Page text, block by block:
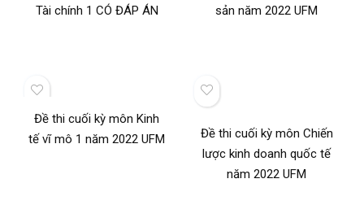
Tài chính 1 CÓ ĐÁP ÁN
sản năm 2022 UFM
Đề thi cuối kỳ môn Kinh
tế vĩ mô 1 năm 2022 UFM
Đề thi cuối kỳ môn Chiến
lược kinh doanh quốc tế
năm 2022 UFM